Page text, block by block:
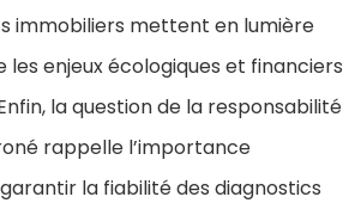
immobiliers mettent en lumière
les enjeux écologiques et financiers
la question de la responsabilité
rappelle l’importance
la fiabilité des diagnostics